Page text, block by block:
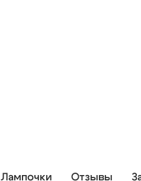
Лампочки Отзывы